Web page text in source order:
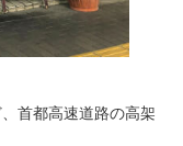
首都高速道路の高架